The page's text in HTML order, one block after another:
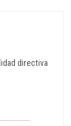
directiva